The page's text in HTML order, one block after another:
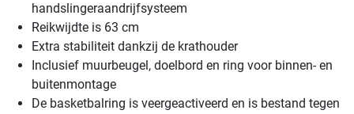
handslingeraandrijfsysteem
Reikwijdte is 63 cm
Extra stabiliteit dankzij de krathouder
Inclusief muurbeugel, doelbord en ring voor binnen- en
buitenmontage
De basketbalring is veergeactiveerd en is bestand tegen